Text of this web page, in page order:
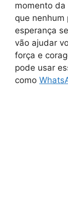
momento
que nenhum
esperança
vão ajudar
força e
pode usar
como